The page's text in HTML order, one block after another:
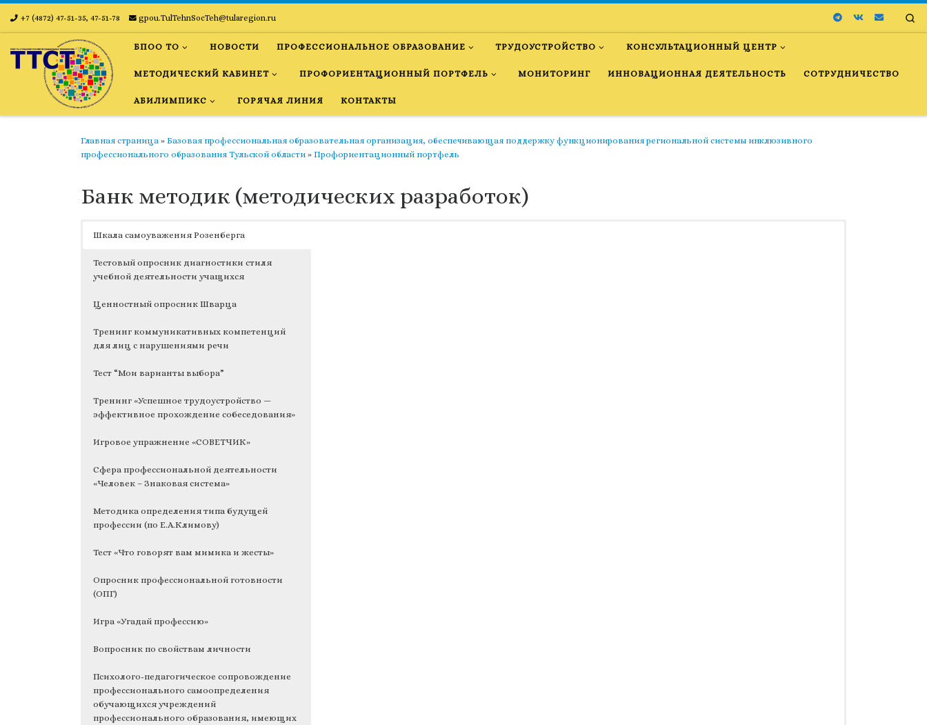
Skip to content
+7 (4872) 47-51-35, 47-51-78 gpou.TulTehnSocTeh@tularegion.ru
БПОО ТО НОВОСТИ ПРОФЕССИОНАЛЬНОЕ ОБРАЗОВАНИЕ ТРУДОУСТРОЙСТВО КОНСУЛЬТАЦИОННЫЙ ЦЕНТР
МЕТОДИЧЕСКИЙ КАБИНЕТ ПРОФОРИЕНТАЦИОННЫЙ ПОРТФЕЛЬ МОНИТОРИНГ ИННОВАЦИОННАЯ ДЕЯТЕЛЬНОСТЬ СОТРУДНИЧЕСТВО
АБИЛИМПИКС ГОРЯЧАЯ ЛИНИЯ КОНТАКТЫ
Главная страница » Базовая профессиональная образовательная организация, обеспечивающая поддержку функционирования региональной системы инклюзивного
профессионального образования Тульской области » Профориентационный портфель
Банк методик (методических разработок)
Шкала самоуважения Розенберга
Тестовый опросник диагностики стиля
учебной деятельности учащихся
Ценностный опросник Шварца
Тренинг коммуникативных компетенций
для лиц с нарушениями речи
Тест “Мои варианты выбора”
Тренинг «Успешное трудоустройство —
эффективное прохождение собеседования»
Игровое упражнение «СОВЕТЧИК»
Сфера профессиональной деятельности
«Человек – Знаковая система»
Методика определения типа будущей
профессии (по Е.А.Климову)
Тест «Что говорят вам мимика и жесты»
Опросник профессиональной готовности
(ОПГ)
Игра «Угадай профессию»
Вопросник по свойствам личности
Психолого-педагогическое сопровождение
профессионального самоопределения
обучающихся учреждений
профессионального образования, имеющих